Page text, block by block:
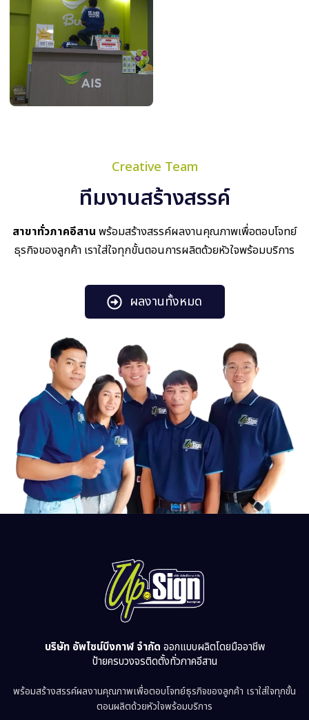
Creative Team
ทีมงานสร้างสรรค์
สาขาทั่วภาคอีสาน พร้อมสร้างสรรค์ผลงานคุณภาพเพื่อตอบโจทย์
ธุรกิจของลูกค้า เราใส่ใจทุกขั้นตอนการผลิตด้วยหัวใจพร้อมบริการ
ผลงานทั้งหมด
บริษัท อัพไซน์บึงกาฬ จำกัด ออกแบบผลิตโดยมืออาชีพ
ป้ายครบวงจรติดตั้งทั่วภาคอีสาน
พร้อมสร้างสรรค์ผลงานคุณภาพเพื่อตอบโจทย์ธุรกิจของลูกค้า เราใส่ใจทุกขั้น
ตอนผลิตด้วยหัวใจพร้อมบริการ